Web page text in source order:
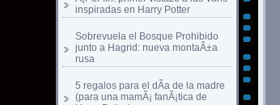
inspiradas en Harry Potter
Sobrevuela el Bosque Prohibido
junto a Hagrid: nueva montaÃ±a
rusa
5 regalos para el dÃ­a de la madre
(para una mamÃ¡ fanÃ¡tica de